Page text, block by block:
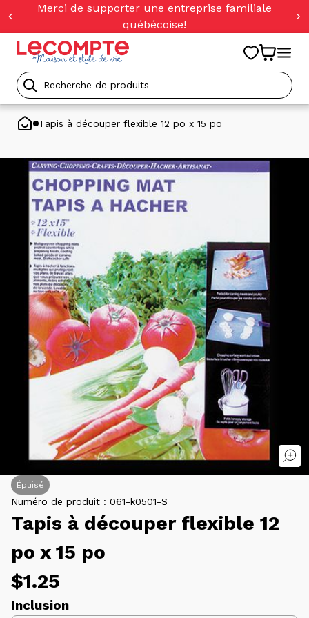
Merci de supporter une entreprise familiale
québécoise!
Recherche
de
Tapis à découper flexible 12 po x 15 po
Épuisé
Numéro de produit : 061-k0501-S
Tapis à découper flexible 12
po x 15 po
Prix
habituel
$1.25
Inclusion